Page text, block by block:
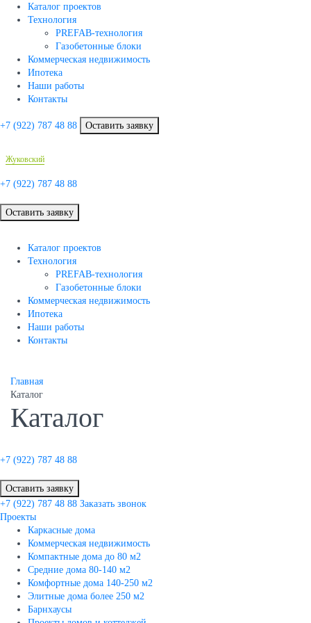
Каталог проектов
Технология
PREFAB-технология
Газобетонные блоки
Коммерческая недвижимость
Ипотека
Наши работы
Контакты
+7 (922) 787 48 88 Оставить заявку
Жуковский
+7 (922) 787 48 88
Оставить заявку
Каталог проектов
Технология
PREFAB-технология
Газобетонные блоки
Коммерческая недвижимость
Ипотека
Наши работы
Контакты
Главная
Каталог
Каталог
+7 (922) 787 48 88
Оставить заявку
+7 (922) 787 48 88 Заказать звонок
Проекты
Каркасные дома
Коммерческая недвижимость
Компактные дома до 80 м2
Средние дома 80-140 м2
Комфортные дома 140-250 м2
Элитные дома более 250 м2
Барнхаусы